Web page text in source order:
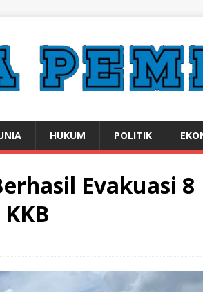
HUKUM POLITIK
Evakuasi 8